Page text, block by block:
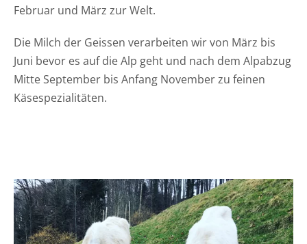
Februar und März zur Welt.
Die Milch der Geissen verarbeiten wir von März bis
Juni bevor es auf die Alp geht und nach dem Alpabzug
Mitte September bis Anfang November zu feinen
Käsespezialitäten.